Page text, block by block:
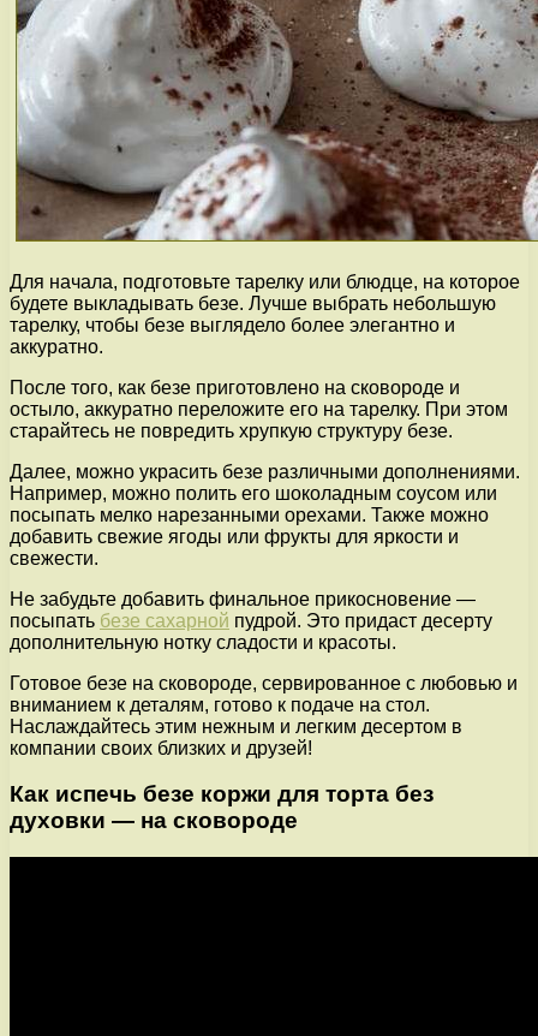
Для начала, подготовьте тарелку или блюдце, на которое
будете выкладывать безе. Лучше выбрать небольшую
тарелку, чтобы безе выглядело более элегантно и
аккуратно.
После того, как безе приготовлено на сковороде и
остыло, аккуратно переложите его на тарелку. При этом
старайтесь не повредить хрупкую структуру безе.
Далее, можно украсить безе различными дополнениями.
Например, можно полить его шоколадным соусом или
посыпать мелко нарезанными орехами. Также можно
добавить свежие ягоды или фрукты для яркости и
свежести.
Не забудьте добавить финальное прикосновение —
посыпать безе сахарной пудрой. Это придаст десерту
дополнительную нотку сладости и красоты.
Готовое безе на сковороде, сервированное с любовью и
вниманием к деталям, готово к подаче на стол.
Наслаждайтесь этим нежным и легким десертом в
компании своих близких и друзей!
Как испечь безе коржи для торта без
духовки — на сковороде